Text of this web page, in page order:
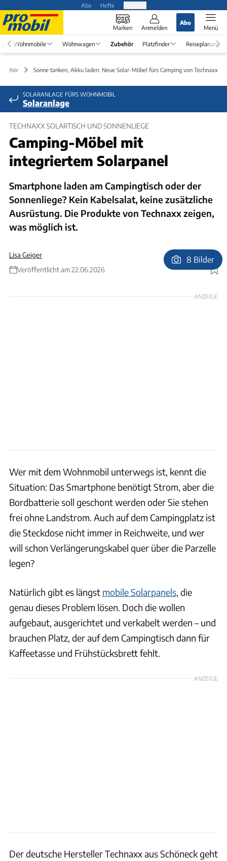
Abo Hefte
Marken Anmelden
Abo
Menü
Wohnmobile Wohnwagen Zubehör Platzfinder Reiseplanung
Sonne tanken, Akku laden: Neue Solar-Möbel fürs Camping von Technaxx
SOLARANLAGE FÜRS WOHNMOBIL
Solaranlage
TECHNAXX SOLARTISCH UND SONNENLIEGE
Camping-Möbel mit
integriertem Solarpanel
Smartphone laden am Campingtisch oder der
Sonnenliege? Kein Kabelsalat, keine zusätzliche
Ausrüstung. Die Produkte von Technaxx zeigen,
was möglich ist.
Lisa Geiger
Veröffentlicht am 22.06.2026
Foto: Technaxx
8 Bilder
ANZEIGE
Wer mit dem Wohnmobil unterwegs ist, kennt die
Situation: Das Smartphone benötigt Strom, aber die
Bordbatterie soll geschont werden oder Sie stehen
frei ohne Landstrom. Auch auf dem Campingplatz ist
die Steckdose nicht immer in Reichweite, und wer
will schon Verlängerungskabel quer über die Parzelle
legen?
Natürlich gibt es längst mobile Solarpanels, die
genau dieses Problem lösen. Doch die wollen
aufgebaut, ausgerichtet und verkabelt werden – und
brauchen Platz, der auf dem Campingtisch dann für
Kaffeetasse und Frühstücksbrett fehlt.
ANZEIGE
Der deutsche Hersteller Technaxx aus Schöneck geht